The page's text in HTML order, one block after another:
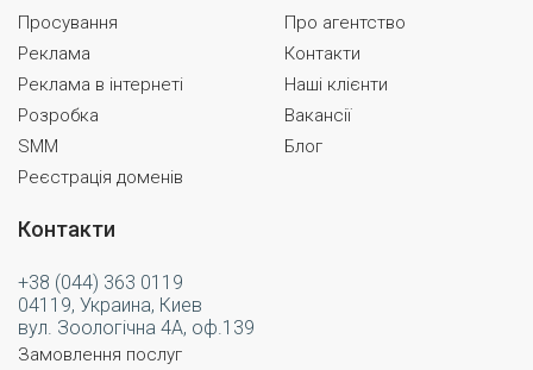
Просування
Реклама
Реклама в інтернеті
Розробка
SMM
Реєстрація доменів
Про агентство
Контакти
Наші клієнти
Вакансії
Блог
Контакти
+38 (044) 363 0119
04119, Украина, Киев
вул. Зоологічна 4А, оф.139
Замовлення послуг